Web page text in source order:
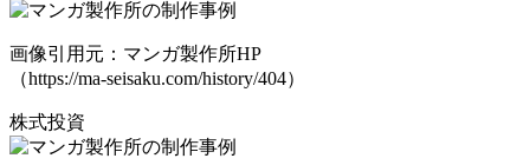
画像引用元：マンガ製作所HP
（https://ma-seisaku.com/history/404）
株式投資